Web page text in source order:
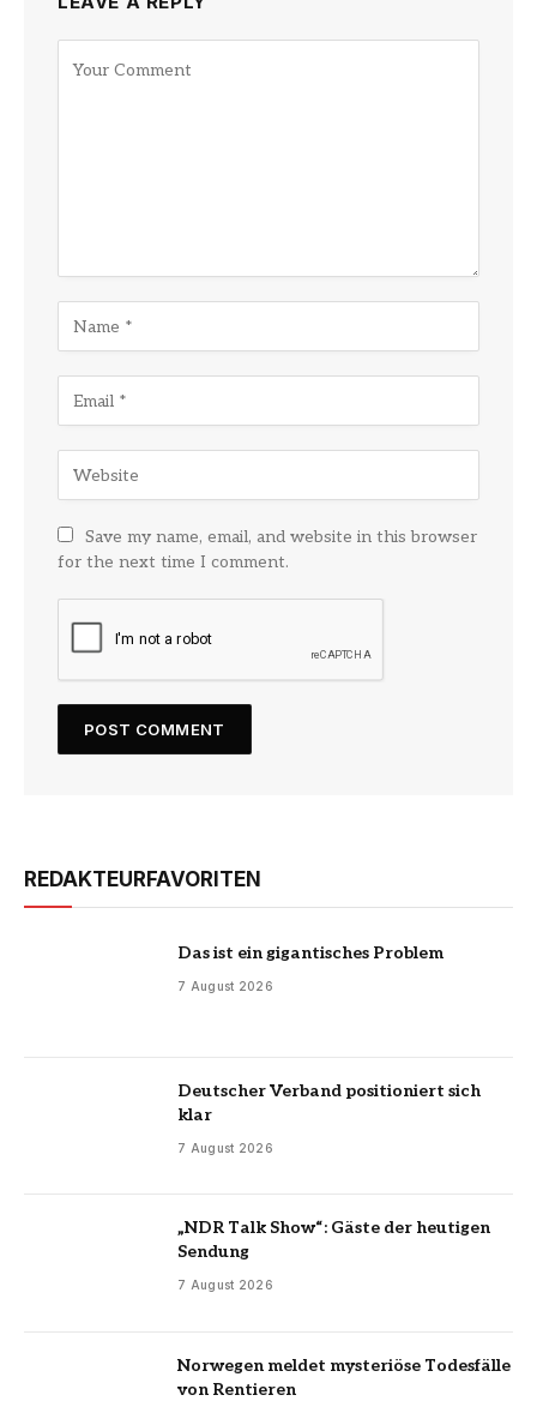
Save my name, email, and website in this browser
for the next time I comment.
REDAKTEURFAVORITEN
Das ist ein gigantisches Problem
7 August 2026
Deutscher Verband positioniert sich
klar
7 August 2026
„NDR Talk Show“: Gäste der heutigen
Sendung
7 August 2026
Norwegen meldet mysteriöse Todesfälle
von Rentieren